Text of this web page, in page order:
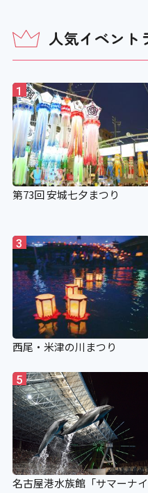
人気イベント
1
第73回 安城七夕まつり
3
西尾・米津の川まつり
5
名古屋港水族館「サマーナイ